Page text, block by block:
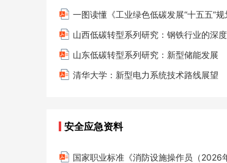
一图读懂《工业绿色低碳发展“十五五”规
山西低碳转型系列研究：钢铁行业的深
山东低碳转型系列研究：新型储能发展
清华大学：新型电力系统技术路线展望
安全应急资料
国家职业标准《消防设施操作员（2026